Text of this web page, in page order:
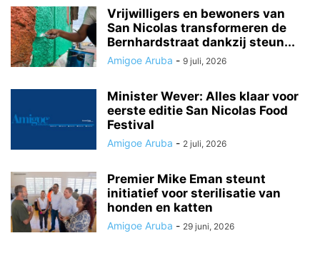
Vrijwilligers en bewoners van
San Nicolas transformeren de
Bernhardstraat dankzij steun...
Amigoe Aruba - 9 juli, 2026
Minister Wever: Alles klaar voor
eerste editie San Nicolas Food
Festival
Amigoe Aruba - 2 juli, 2026
Premier Mike Eman steunt
initiatief voor sterilisatie van
honden en katten
Amigoe Aruba - 29 juni, 2026